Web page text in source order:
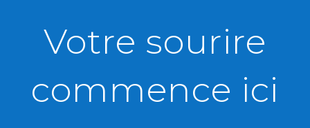
Votre sourire
commence ici